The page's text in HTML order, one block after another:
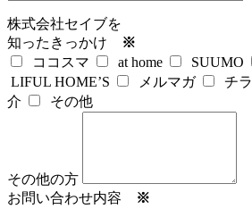
株式会社セイブを
知ったきっかけ
※
ココスマ
at home SUUMO
LIFUL HOME’S
メルマガ チ
介
その他
その他の方
お問い合わせ内容
※